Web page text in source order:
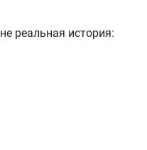
реальная история: